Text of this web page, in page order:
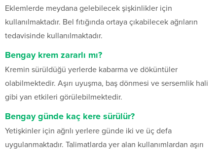
Eklemlerde meydana gelebilecek şişkinlikler için
kullanılmaktadır. Bel fıtığında ortaya çıkabilecek ağrıların
tedavisinde kullanılmaktadır.
Bengay krem zararlı mı?
Kremin sürüldüğü yerlerde kabarma ve döküntüler
olabilmektedir. Aşırı uyuşma, baş dönmesi ve sersemlik hali
gibi yan etkileri görülebilmektedir.
Bengay günde kaç kere sürülür?
Yetişkinler için ağrılı yerlere günde iki ve üç defa
uygulanmaktadır. Talimatlarda yer alan kullanımlardan aşırı